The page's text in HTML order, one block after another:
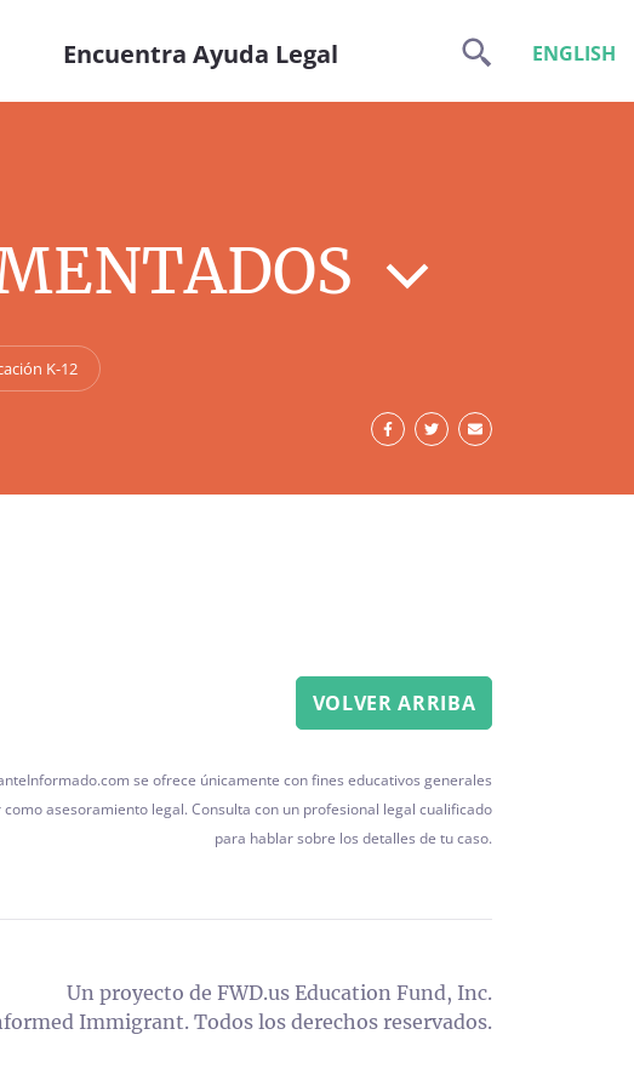
Encuentra Ayuda Legal ENGLISH
K-12
VOLVER ARRIBA
se ofrece únicamente con fines educativos generales
asesoramiento legal. Consulta con un profesional legal cualificado
para hablar sobre los detalles de tu caso.
Un proyecto de FWD.us Education Fund, Inc.
Immigrant. Todos los derechos reservados.